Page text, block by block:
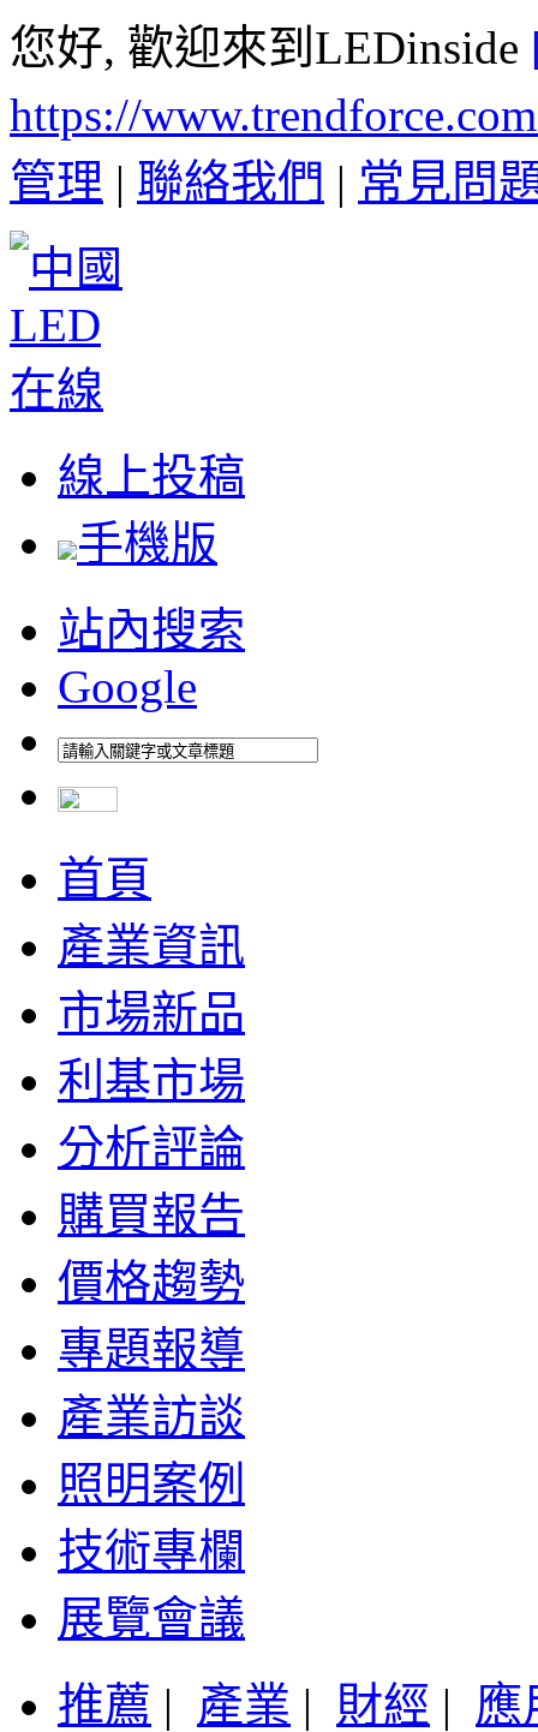
您好, 歡迎來到LEDinside
https://
管理 | 聯絡我們 | 常見問
線上投稿
手機版
站內搜索
Google
首頁
產業資訊
市場新品
利基市場
分析評論
購買報告
價格趨勢
專題報導
產業訪談
照明案例
技術專欄
展覽會議
推薦 | 產業 | 財經 | 應